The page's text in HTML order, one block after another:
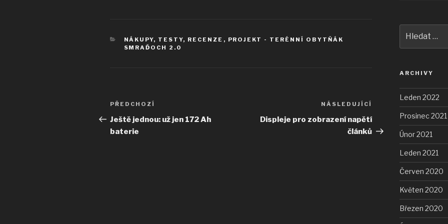
RUBRIKY
NÁKUPY, TESTY, RECENZE , PROJEKT - TERÉNNÍ OBYTŇÁK
SMRAĎOCH 2.0
Navigace
pro
příspěvek
Předchozí
příspěvek
PŘEDCHOZÍ
Ještě jednou: už jen 172 Ah
baterie
Následující
příspěvek
NÁSLEDUJÍCÍ
Displeje pro zobrazení napětí
článků
ARCHIVY
Leden 2022
Prosinec 2021
Únor 2021
Leden 2021
Červen 2020
Květen 2020
Březen 2020